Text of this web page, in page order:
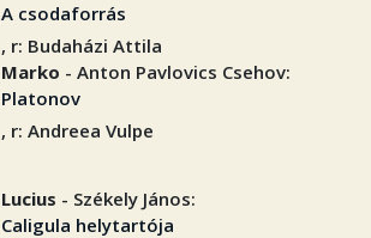
A csodaforrás
, r: Budaházi Attila
Marko - Anton Pavlovics Csehov:
Platonov
, r: Andreea Vulpe
Lucius - Székely János:
Caligula helytartója